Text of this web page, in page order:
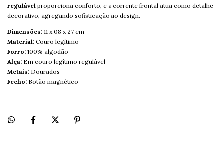
regulável proporciona conforto, e a corrente frontal atua como detalhe
decorativo, agregando sofisticação ao design.
Dimensões: 11 x 08 x 27 cm
Material: Couro legítimo
Forro: 100% algodão
Alça: Em couro legítimo regulável
Metais: Dourados
Fecho: Botão magnético